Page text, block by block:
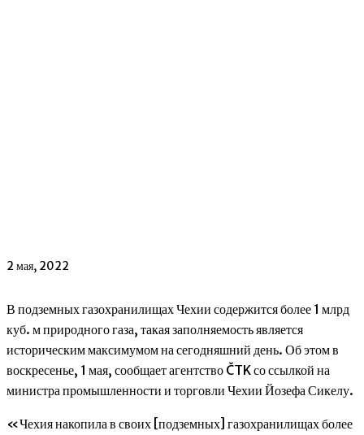
2 мая, 2022
В подземных газохранилищах Чехии содержится более 1 млрд
куб. м природного газа, такая заполняемость является
историческим максимумом на сегодняшний день. Об этом в
воскресенье, 1 мая, сообщает агентство ČTK со ссылкой на
министра промышленности и торговли Чехии Йозефа Сикелу.
«Чехия накопила в своих [подземных] газохранилищах более